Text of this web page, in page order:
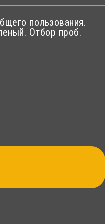
пользования.
Отбор проб.